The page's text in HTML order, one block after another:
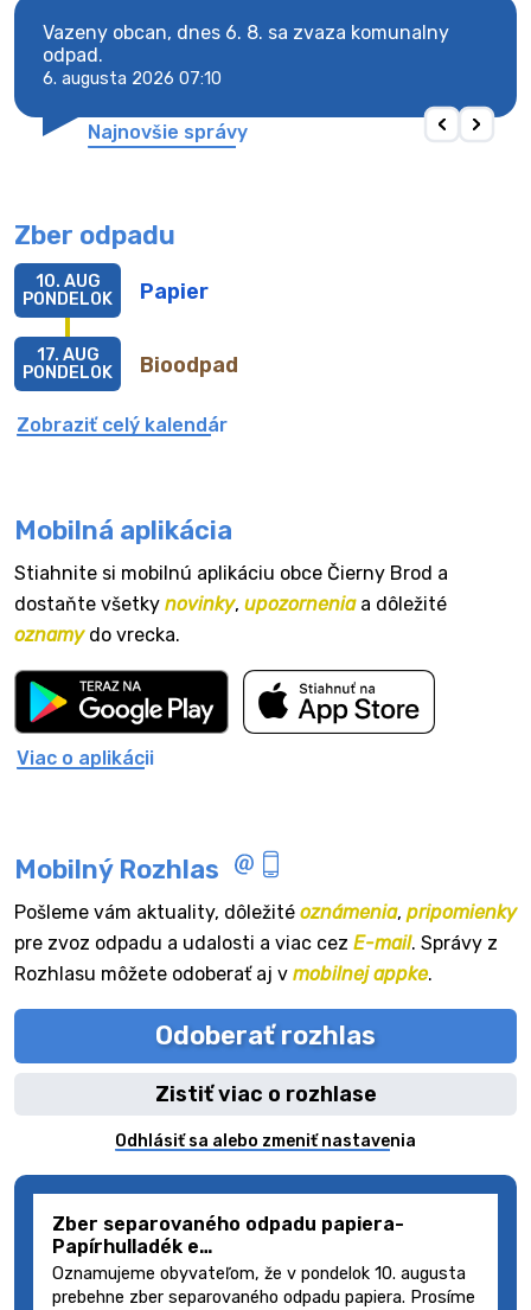
Vazeny obcan, dnes 6. 8. sa zvaza komunalny
odpad.
6. augusta 2026 07:10
Najnovšie správy
Zber odpadu
Papier
10. AUG
PONDELOK
Bioodpad
17. AUG
PONDELOK
Zobraziť celý kalendár
Mobilná aplikácia
Stiahnite si mobilnú aplikáciu obce Čierny Brod a
dostaňte všetky novinky, upozorneniaa dôležité
oznamydo vrecka.
Viac o aplikácii
Mobilný Rozhlas
Pošleme vám aktuality, dôležité oznámenia, pripomienky
pre zvoz odpadu a udalosti a viac cez E-mail. Správy z
Rozhlasu môžete odoberať aj v mobilnej appke.
Odoberať rozhlas
Zistiť viac o rozhlase
Odhlásiť sa alebo zmeniť nastavenia
Zber separovaného odpadu papiera-
Papírhulladék e…
Oznamujeme obyvateľom, že v pondelok 10. augusta
prebehne zber separovaného odpadu papiera. Prosíme